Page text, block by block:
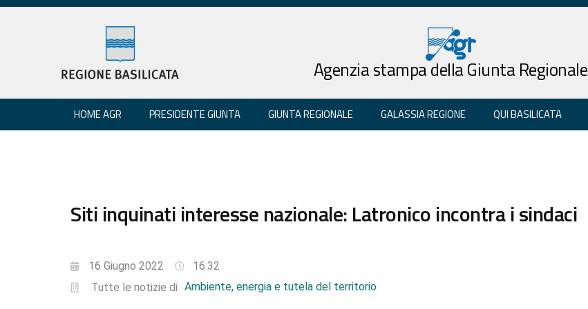
Agenzia stampa della Giunta Regionale
HOME AGR PRESIDENTE GIUNTA GIUNTA REGIONALE GALASSIA REGIONE QUI BASILICATA
Siti inquinati interesse nazionale: Latronico incontra i sindaci
16 Giugno 2022
16:32
Tutte le notizie di Ambiente, energia e tutela del territorio